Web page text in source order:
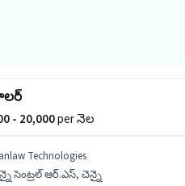
- 20,000per నెల
Technologies
సెంట్రల్ ఆర్.ఎస్, చెన్నై